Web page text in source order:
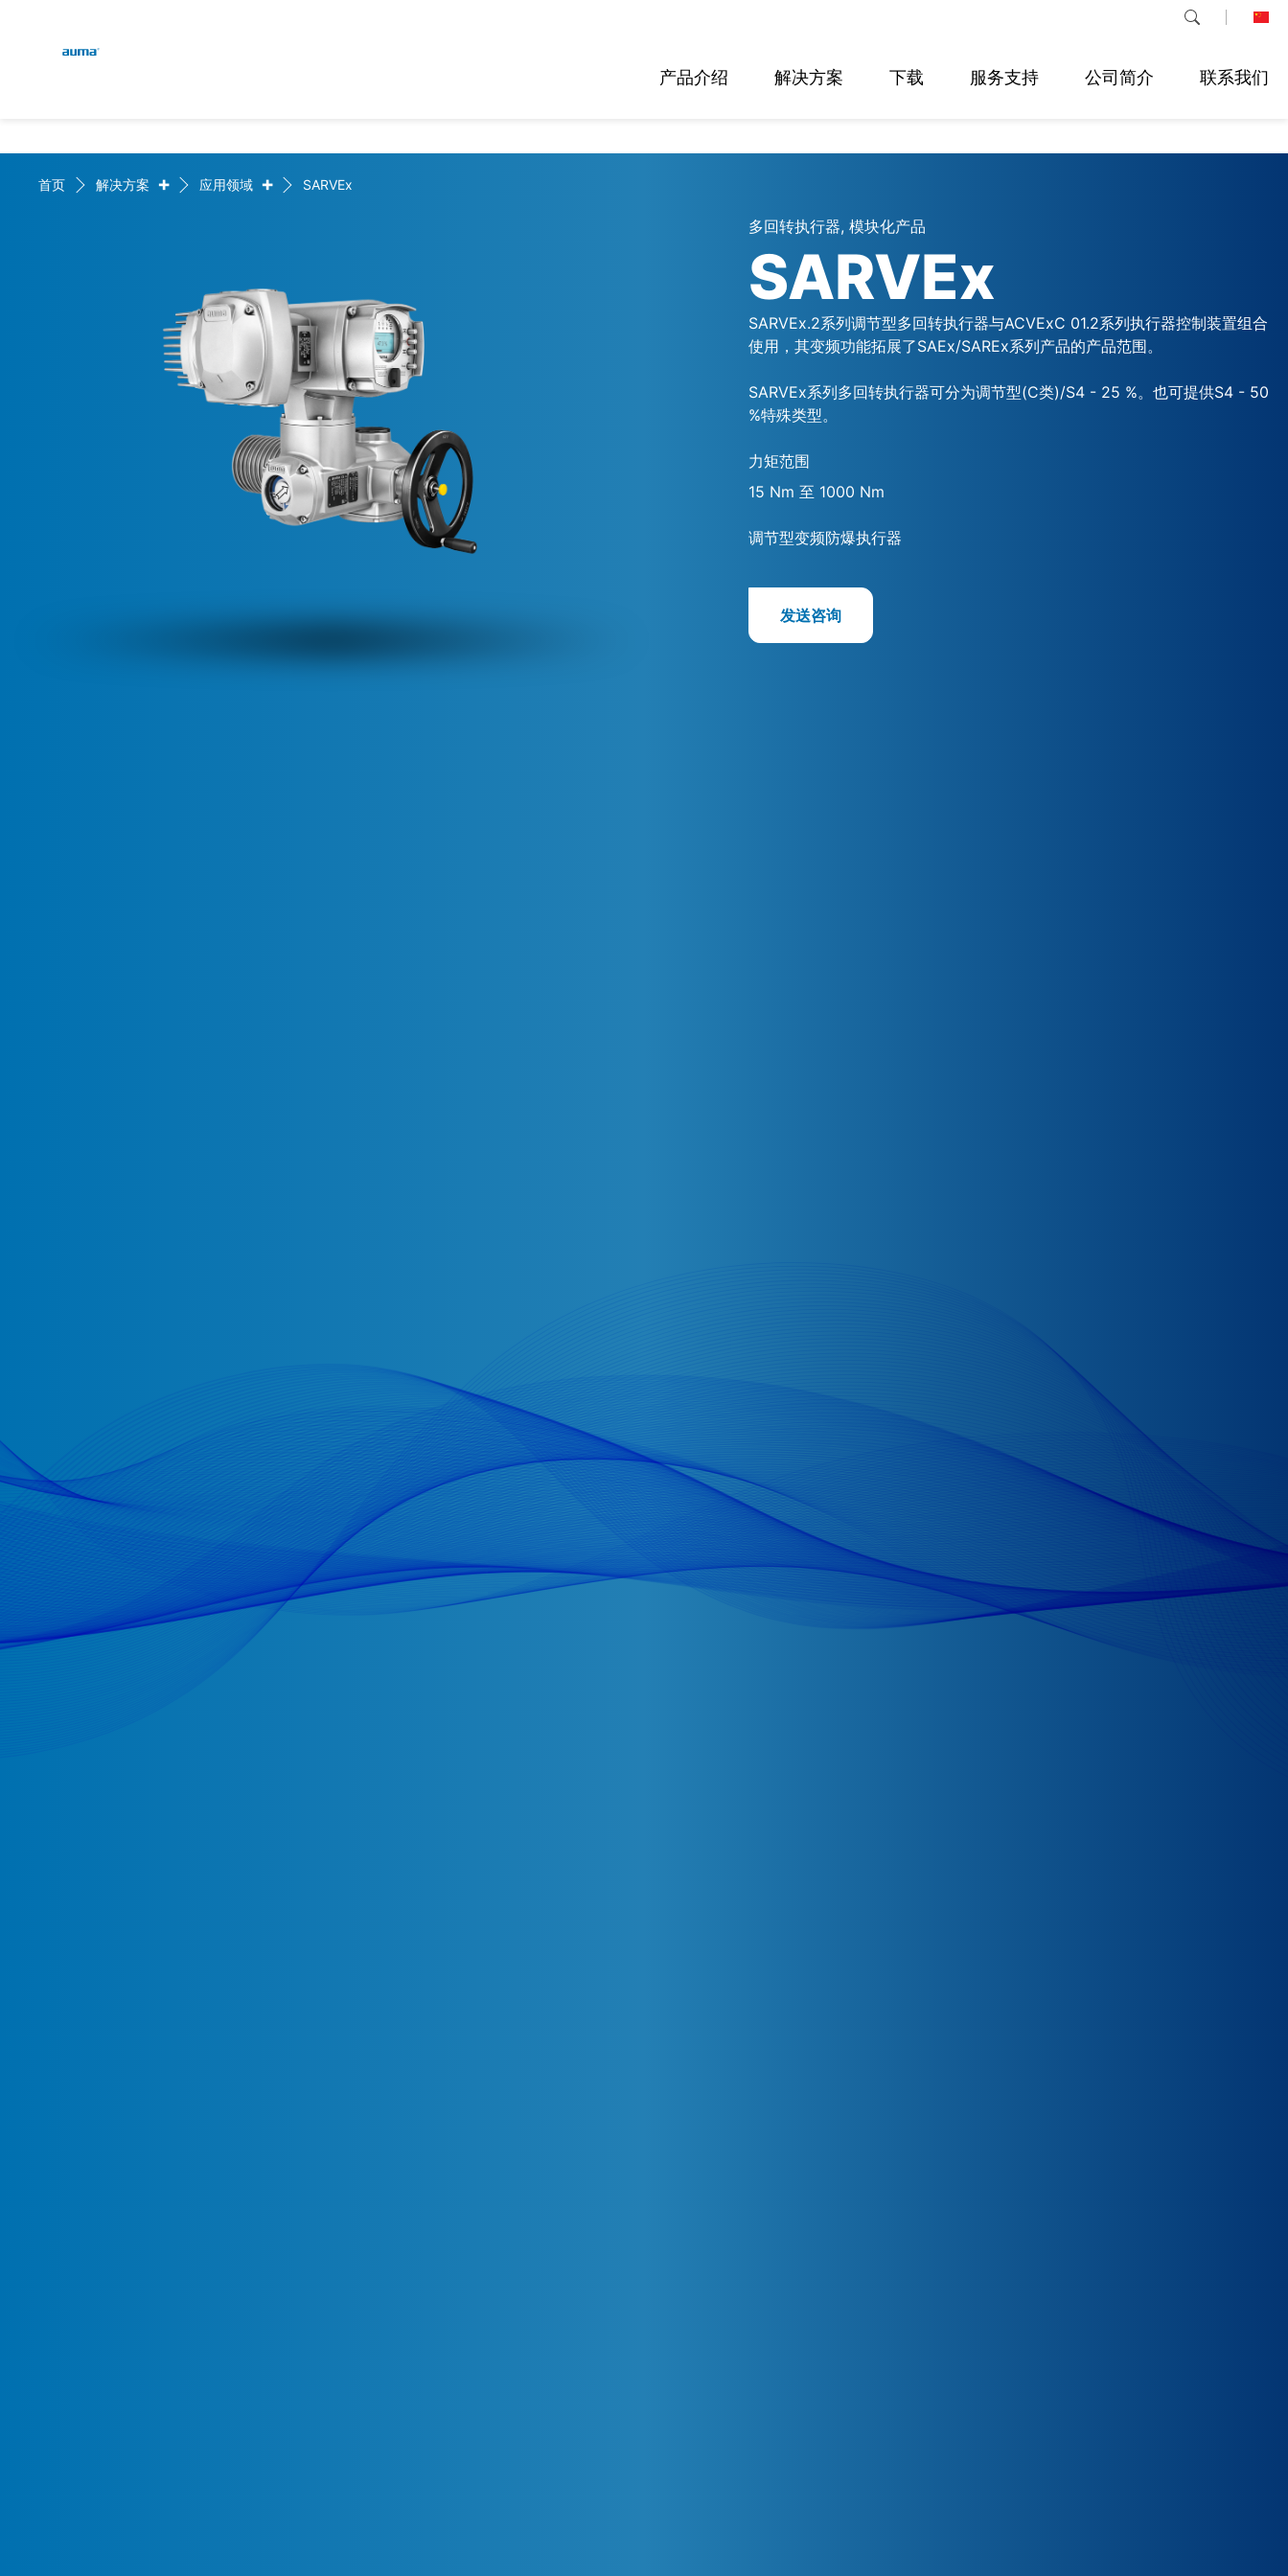
产品介绍 解决方案 下载 服务支持 公司简介 联系我们
欧洲
Deutsch
首页 解决方案 + 应用领域 + SARVEx
多回转执行器, 模块化产品
SARVEx
SARVEx.2系列调节型多回转执行器与ACVExC 01.2系列执行器控制装置组合
使用，其变频功能拓展了SAEx/SAREx系列产品的产品范围。
SARVEx系列多回转执行器可分为调节型(C类)/S4 - 25 %。也可提供S4 - 50
%特殊类型。
力矩范围
15 Nm 至 1000 Nm
调节型变频防爆执行器
发送咨询